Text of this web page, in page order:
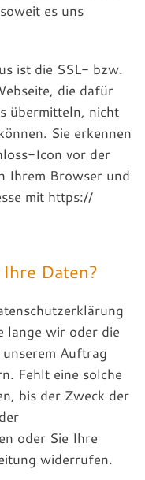
es uns
ist die SSL- bzw.
die dafür
übermitteln, nicht
Sie erkennen
Icon vor der
Ihrem Browser und
mit https://
Daten?
lange wir oder die
Auftrag
Fehlt eine solche
bis der Zweck der
oder Sie Ihre
widerrufen.